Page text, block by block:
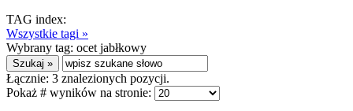
TAG index:
Wszystkie tagi »
Wybrany tag: ocet jabłkowy
Łącznie: 3 znalezionych pozycji.
Pokaż # wyników na stronie: